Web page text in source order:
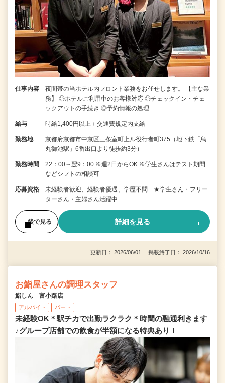
仕事内容
夜間帯の当ホテル内フロント業務をお任せします。 【主な業
務】 ◎ホテルご利用中のお客様対応 ◎チェックイン・チェ
ックアウトの手続き ◎予約情報の処理…
給与 時給1,400円以上＋交通費規定内支給
勤務地
京都府京都市中京区三条室町上ル役行者町375（地下鉄「烏
丸御池駅」6番出口より徒歩約3分）
勤務時間
22：00～翌9：00 ※週2日からOK ※学生さんはテスト期間
などシフトの相談可
応募資格
未経験者歓迎、経験者優遇、学歴不問 ★学生さん・フリー
ターさん・主婦さん活躍中
後で見る 詳細を見る
更新日： 2026/06/01 掲載終了日： 2026/10/16
お鮨屋さんの調理スタッフ
鮨しん 富小路店
アルバイト パート
未経験OK＊駅チカで出勤ラクラク＊時間の融通利きます
♪グループ店舗での飲食が半額になる特典あり！